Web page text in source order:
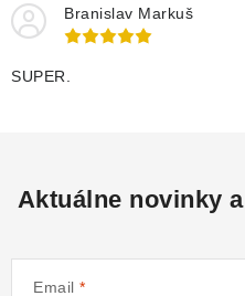
i
s
u
Branislav Markuš
SUPER.
Aktuálne novinky
Email